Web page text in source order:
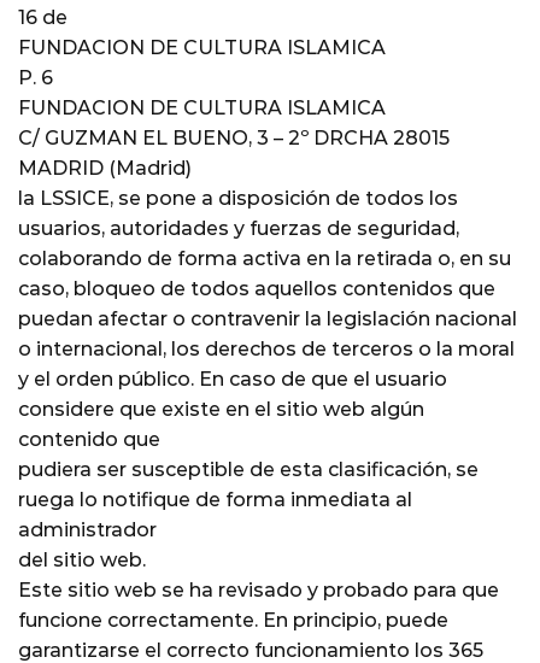
16 de
FUNDACION DE CULTURA ISLAMICA
P. 6
FUNDACION DE CULTURA ISLAMICA
C/ GUZMAN EL BUENO, 3 – 2º DRCHA 28015
MADRID (Madrid)
la LSSICE, se pone a disposición de todos los
usuarios, autoridades y fuerzas de seguridad,
colaborando de forma activa en la retirada o, en su
caso, bloqueo de todos aquellos contenidos que
puedan afectar o contravenir la legislación nacional
o internacional, los derechos de terceros o la moral
y el orden público. En caso de que el usuario
considere que existe en el sitio web algún
contenido que
pudiera ser susceptible de esta clasificación, se
ruega lo notifique de forma inmediata al
administrador
del sitio web.
Este sitio web se ha revisado y probado para que
funcione correctamente. En principio, puede
garantizarse el correcto funcionamiento los 365